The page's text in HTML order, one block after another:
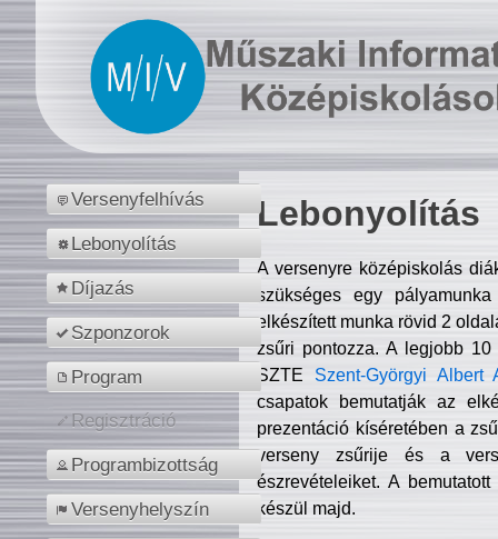
Versenyfelhívás
Lebonyolítás
Díjazás
Szponzorok
Program
Regisztráció
Programbizottság
Versenyhelyszín
Lebonyolítás
A versenyre középiskolás
szükséges egy
elkészített munka rövid 2
zsűri pontozza. A legjobb
SZTE Szent-Györgyi Albert
csapatok bemutatják az
prezentáció kíséretében a
verseny zsűrije és a
észrevételeiket. A
készül majd.